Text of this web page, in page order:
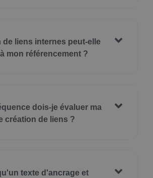
de liens internes peut-elle
mon référencement ?
dois-je évaluer ma
création de liens ?
texte d'ancrage et